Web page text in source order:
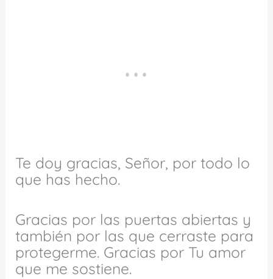
Te doy gracias, Señor, por todo lo
que has hecho.
Gracias por las puertas abiertas y
también por las que cerraste para
protegerme. Gracias por Tu amor
que me sostiene.